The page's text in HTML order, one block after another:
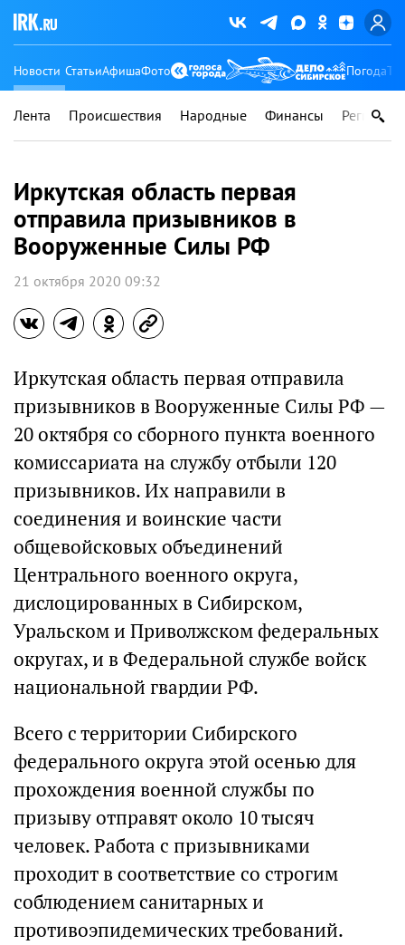
Новости СтатьиАфишаФото Погода
Лента Происшествия Народные Финансы Регионы
Иркутская область первая
отправила призывников в
Вооруженные Силы РФ
21 октября 2020 09:32
Иркутская область первая отправила
призывников в Вооруженные Силы РФ —
20 октября со сборного пункта военного
комиссариата на службу отбыли 120
призывников. Их направили в
соединения и воинские части
общевойсковых объединений
Центрального военного округа,
дислоцированных в Сибирском,
Уральском и Приволжском федеральных
округах, и в Федеральной службе войск
национальной гвардии РФ.
Всего с территории Сибирского
федерального округа этой осенью для
прохождения военной службы по
призыву отправят около 10 тысяч
человек. Работа с призывниками
проходит в соответствие со строгим
соблюдением санитарных и
противоэпидемических требований.